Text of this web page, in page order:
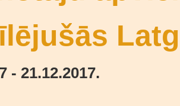
- 21.12.2017.